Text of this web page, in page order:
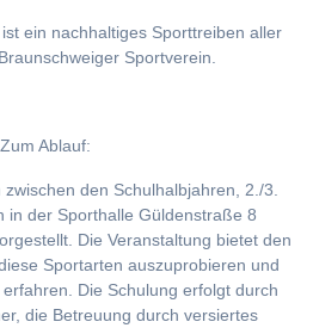
ein nachhaltiges Sporttreiben aller
Sportverein.
Zum Ablauf:
den Schulhalbjahren, 2./3.
in der Sporthalle Güldenstraße 8
Die Veranstaltung bietet den
Sportarten auszuprobieren und
Die Schulung erfolgt durch
die Betreuung durch versiertes